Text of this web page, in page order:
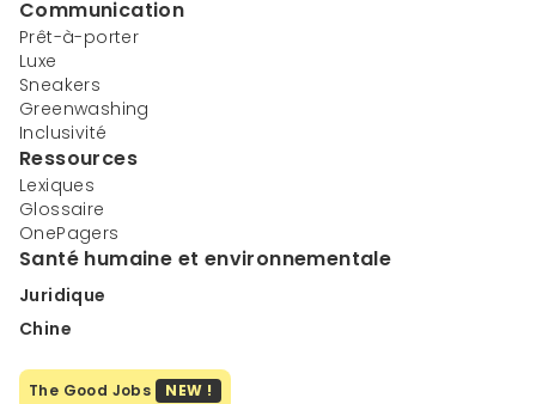
Communication
Prêt-à-porter
Luxe
Sneakers
Greenwashing
Inclusivité
Ressources
Lexiques
Glossaire
OnePagers
Santé humaine et environnementale
Juridique
Chine
The Good Jobs NEW !